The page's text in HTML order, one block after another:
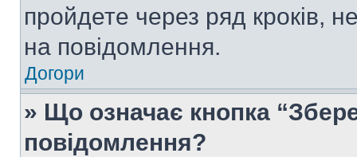
пройдете через ряд кроків,
на повідомлення.
Догори
» Що означає кнопка
повідомлення?